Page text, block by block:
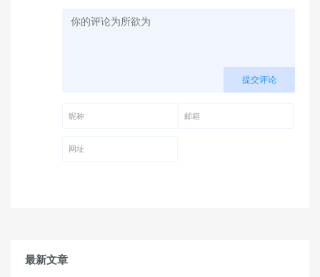
提交评论
最新文章